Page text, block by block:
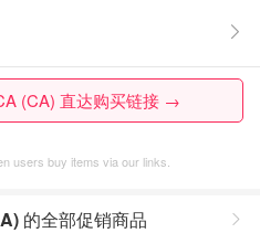
(CA) 直达购买链接 →
users buy items via our links.
的全部促销商品